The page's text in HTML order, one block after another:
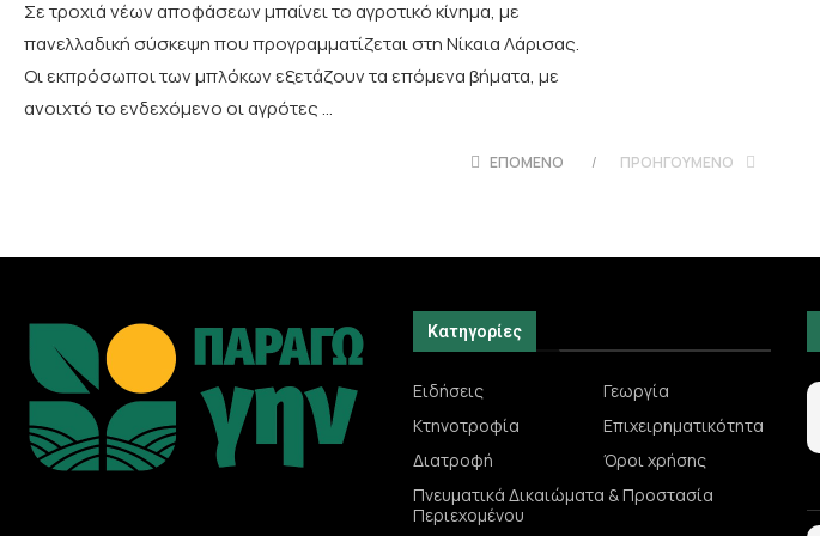
Σε τροχιά νέων αποφάσεων μπαίνει το αγροτικό κίνημα, με
πανελλαδική σύσκεψη που προγραμματίζεται στη Νίκαια Λάρισας.
Οι εκπρόσωποι των μπλόκων εξετάζουν τα επόμενα βήματα, με
ανοιχτό το ενδεχόμενο οι αγρότες …
ΕΠΌΜΕΝΟ ΠΡΟΗΓΟΎΜΕΝΟ
Κατηγορίες
Ειδήσεις
Γεωργία
Κτηνοτροφία
Επιχειρηματικότητα
Διατροφή
Όροι χρήσης
Πνευματικά Δικαιώματα & Προστασία
Περιεχομένου